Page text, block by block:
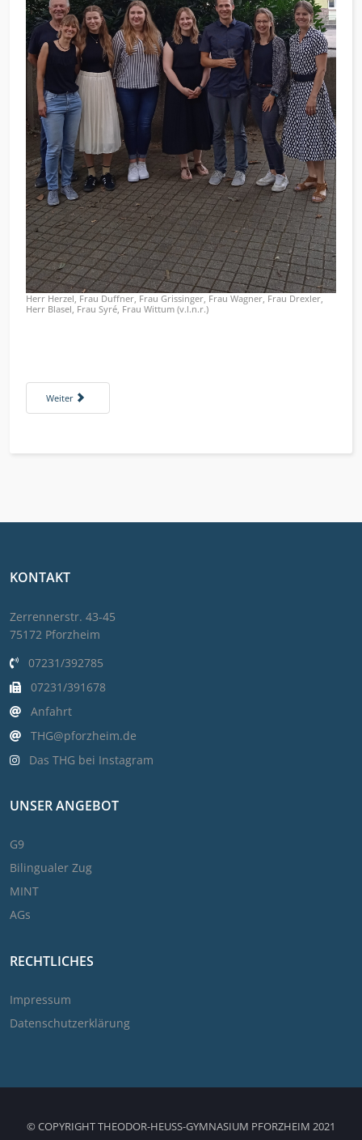
Herr Herzel, Frau Duffner, Frau Grissinger, Frau Wagner, Frau Drexler,
Herr Blasel, Frau Syré, Frau Wittum (v.l.n.r.)
Nächster Beitrag: B2W/Built to win: Rotary Club Pforzheim startet neues
Weiter
KONTAKT
Zerrennerstr. 43-45
75172 Pforzheim
07231/392785
07231/391678
Anfahrt
THG@pforzheim.de
Das THG bei Instagram
UNSER ANGEBOT
G9
Bilingualer Zug
MINT
AGs
RECHTLICHES
Impressum
Datenschutzerklärung
© COPYRIGHT THEODOR-HEUSS-GYMNASIUM PFORZHEIM 2021